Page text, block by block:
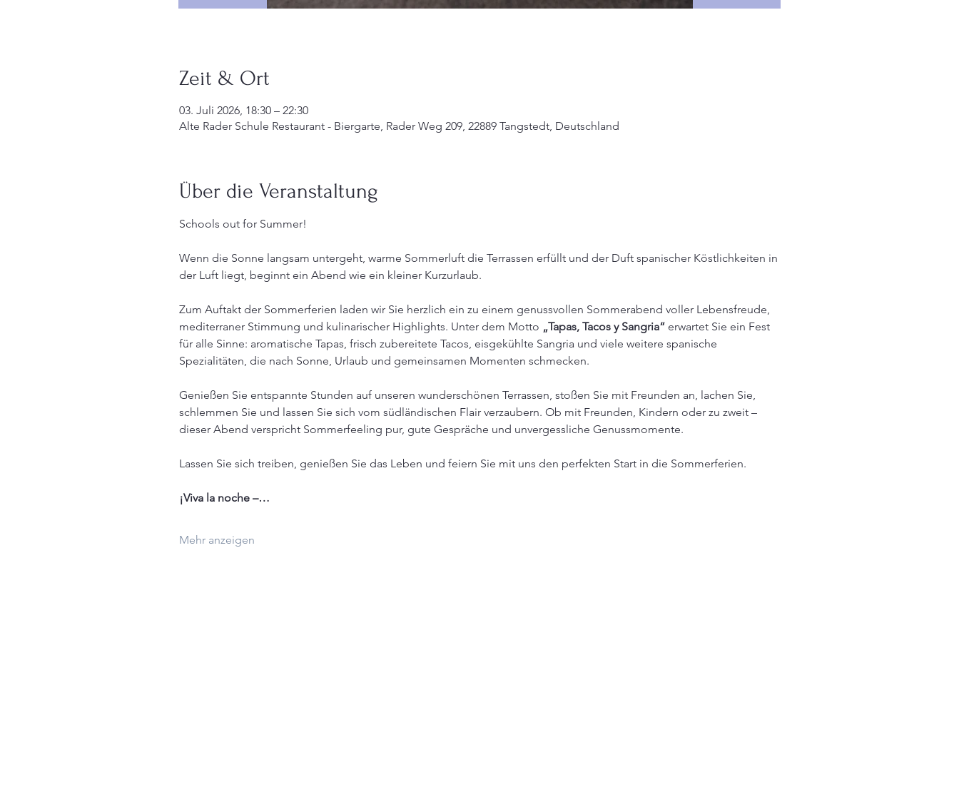
Zeit & Ort
03. Juli 2026, 18:30 – 22:30
Alte Rader Schule Restaurant - Biergarte, Rader Weg 209, 22889 Tangstedt, Deutschland
Über die Veranstaltung
Schools out for Summer!
Wenn die Sonne langsam untergeht, warme Sommerluft die Terrassen erfüllt und der Duft spanischer Köstlichkeiten in
der Luft liegt, beginnt ein Abend wie ein kleiner Kurzurlaub.
Zum Auftakt der Sommerferien laden wir Sie herzlich ein zu einem genussvollen Sommerabend voller Lebensfreude,
mediterraner Stimmung und kulinarischer Highlights. Unter dem Motto „Tapas, Tacos y Sangria“ erwartet Sie ein Fest
für alle Sinne: aromatische Tapas, frisch zubereitete Tacos, eisgekühlte Sangria und viele weitere spanische
Spezialitäten, die nach Sonne, Urlaub und gemeinsamen Momenten schmecken.
Genießen Sie entspannte Stunden auf unseren wunderschönen Terrassen, stoßen Sie mit Freunden an, lachen Sie,
schlemmen Sie und lassen Sie sich vom südländischen Flair verzaubern. Ob mit Freunden, Kindern oder zu zweit –
dieser Abend verspricht Sommerfeeling pur, gute Gespräche und unvergessliche Genussmomente.
Lassen Sie sich treiben, genießen Sie das Leben und feiern Sie mit uns den perfekten Start in die Sommerferien.
¡Viva la noche –…
Mehr anzeigen